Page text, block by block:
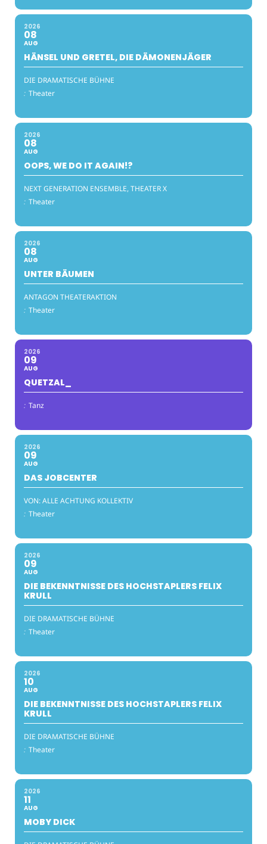
2026
08
AUG
HÄNSEL UND GRETEL, DIE DÄMONENJÄGER
DIE DRAMATISCHE BÜHNE
: Theater
2026
08
AUG
OOPS, WE DO IT AGAIN!?
NEXT GENERATION ENSEMBLE, THEATER X
: Theater
2026
08
AUG
UNTER BÄUMEN
ANTAGON THEATERAKTION
: Theater
2026
09
AUG
QUETZAL_
: Tanz
2026
09
AUG
DAS JOBCENTER
VON: ALLE ACHTUNG KOLLEKTIV
: Theater
2026
09
AUG
DIE BEKENNTNISSE DES HOCHSTAPLERS FELIX
KRULL
DIE DRAMATISCHE BÜHNE
: Theater
2026
10
AUG
DIE BEKENNTNISSE DES HOCHSTAPLERS FELIX
KRULL
DIE DRAMATISCHE BÜHNE
: Theater
2026
11
AUG
MOBY DICK